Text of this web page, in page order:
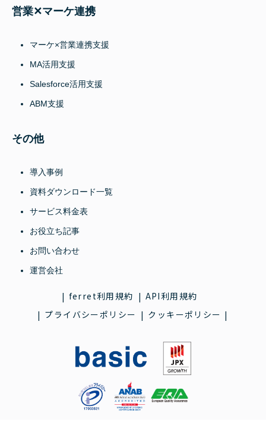
営業✕マーケ連携
マーケ×営業連携支援
MA活用支援
Salesforce活用支援
ABM支援
その他
導入事例
資料ダウンロード一覧
サービス料金表
お役立ち記事
お問い合わせ
運営会社
ferret利用規約
API利用規約
プライバシーポリシー
クッキーポリシー